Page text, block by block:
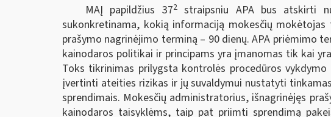
MAĮ papildžius 372straipsniu APA bus atskirti
sukonkretinama, kokią informaciją mokesčių
prašymo nagrinėjimo terminą – 90 dienų. APA priėmimo
kainodaros politikai ir principams yra įmanomas tik kai
Toks tikrinimas prilygsta kontrolės procedūros
įvertinti ateities rizikas ir jų suvaldymui nustatyti
sprendimais. Mokesčių administratorius, išnagrinėjęs
kainodaros taisyklėms, taip pat priimti sprendimą